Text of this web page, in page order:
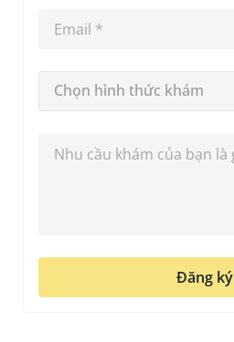
Chọn hình thức khám
Đăng ký